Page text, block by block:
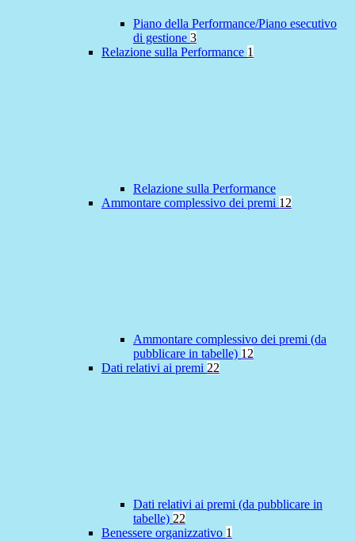
Piano della Performance/Piano esecutivo
di gestione 3
Relazione sulla Performance 1
Relazione sulla Performance
Ammontare complessivo dei premi 12
Ammontare complessivo dei premi (da
pubblicare in tabelle) 12
Dati relativi ai premi 22
Dati relativi ai premi (da pubblicare in
tabelle) 22
Benessere organizzativo 1